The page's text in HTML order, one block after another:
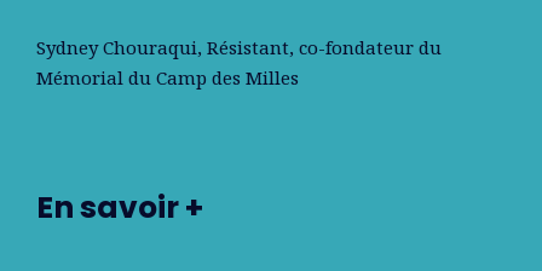
Sydney Chouraqui, Résistant, co-fondateur du
Mémorial du Camp des Milles
En savoir +